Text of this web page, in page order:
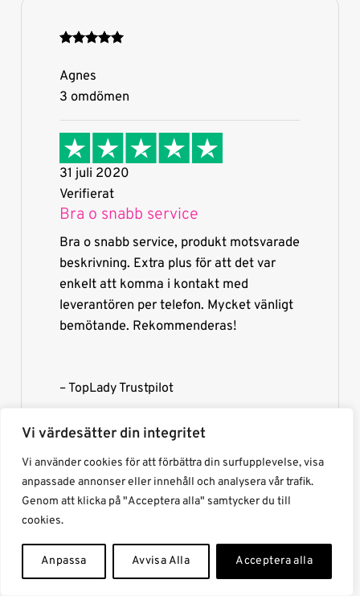
Vi värdesätter din integritet
Vi använder cookies för att förbättra din surfupplevelse, visa
anpassade annonser eller innehåll och analysera vår trafik.
Genom att klicka på "Acceptera alla" samtycker du till
cookies.
Anpassa Avvisa Alla Acceptera alla
Agnes
3 omdömen
31 juli 2020
Verifierat
Bra o snabb service
Bra o snabb service, produkt motsvarade
beskrivning. Extra plus för att det var
enkelt att komma i kontakt med
leverantören per telefon. Mycket vänligt
bemötande. Rekommenderas!
– TopLady Trustpilot